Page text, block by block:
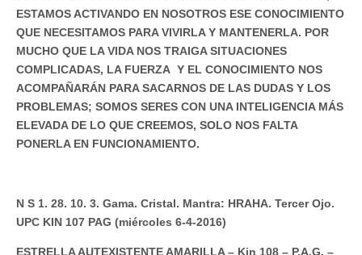
ESTAMOS ACTIVANDO EN NOSOTROS ESE CONOCIMIENTO
QUE NECESITAMOS PARA VIVIRLA Y MANTENERLA. POR
MUCHO QUE LA VIDA NOS TRAIGA SITUACIONES
COMPLICADAS, LA FUERZA Y EL CONOCIMIENTO NOS
ACOMPAÑARÁN PARA SACARNOS DE LAS DUDAS Y LOS
PROBLEMAS; SOMOS SERES CON UNA INTELIGENCIA MÁS
ELEVADA DE LO QUE CREEMOS, SOLO NOS FALTA
PONERLA EN FUNCIONAMIENTO.
N S 1. 28. 10. 3. Gama. Cristal. Mantra: HRAHA. Tercer Ojo.
UPC KIN 107 PAG (miércoles 6-4-2016)
ESTRELLA AUTEXISTENTE AMARILLA – Kin 108 – P.A.G. –